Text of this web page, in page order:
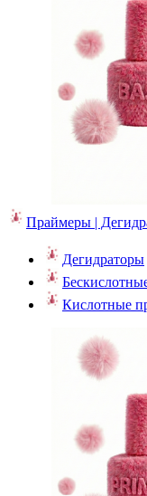
Праймеры |
Дегидраторы
Кислотные